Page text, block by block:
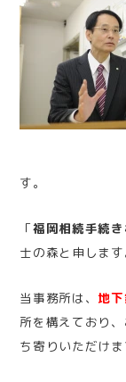
す。
「福岡相続手続
士の森と申します
当事務所は、地
所を構えており
ち寄りいただけま